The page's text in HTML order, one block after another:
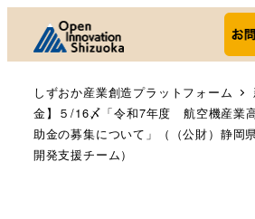
しずおか産業創造プラットフォーム
金】５/16〆「令和7年度 航空機産業
助金の募集について」（（公財）静
開発支援チーム）